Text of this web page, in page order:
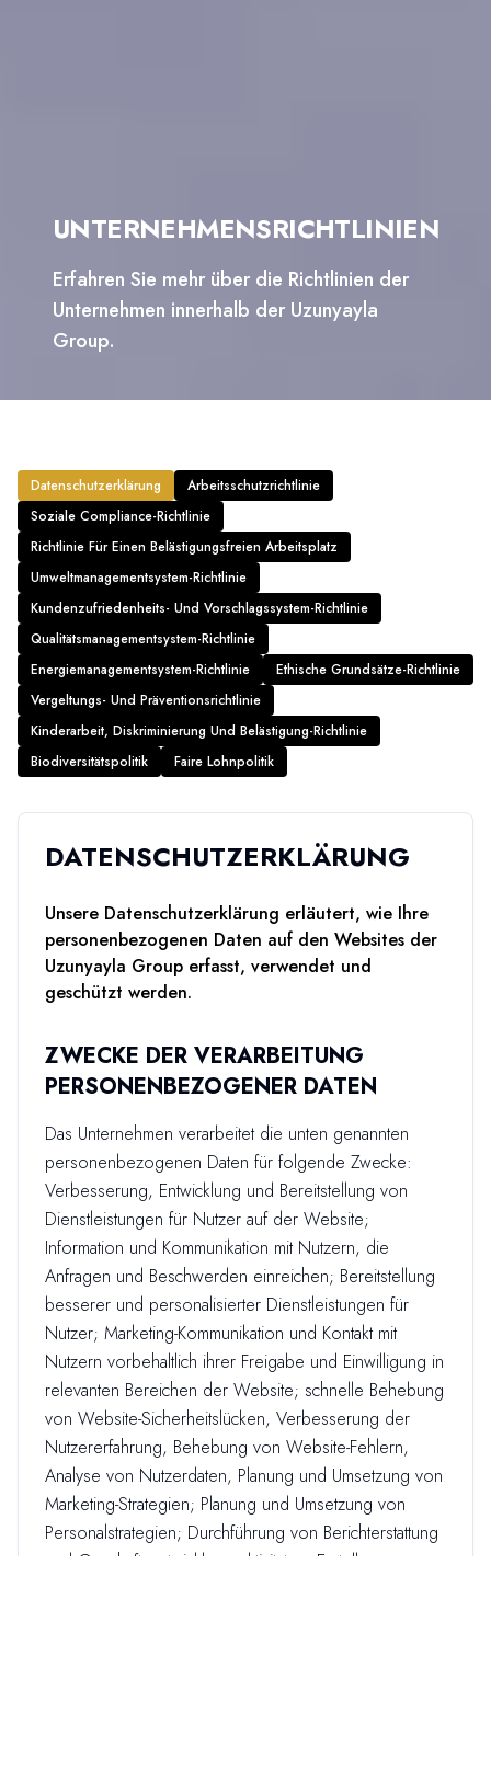
UNTERNEHMENSRICHTLINIEN
Erfahren Sie mehr über die Richtlinien der
Unternehmen innerhalb der Uzunyayla
Group.
Datenschutzerklärung
Arbeitsschutzrichtlinie
Soziale Compliance-Richtlinie
Richtlinie Für Einen Belästigungsfreien Arbeitsplatz
Umweltmanagementsystem-Richtlinie
Kundenzufriedenheits- Und Vorschlagssystem-Richtlinie
Qualitätsmanagementsystem-Richtlinie
Energiemanagementsystem-Richtlinie
Ethische Grundsätze-Richtlinie
Vergeltungs- Und Präventionsrichtlinie
Kinderarbeit, Diskriminierung Und Belästigung-Richtlinie
Biodiversitätspolitik
Faire Lohnpolitik
DATENSCHUTZERKLÄRUNG
Unsere Datenschutzerklärung erläutert, wie Ihre
personenbezogenen Daten auf den Websites der
Uzunyayla Group erfasst, verwendet und
geschützt werden.
ZWECKE DER VERARBEITUNG
PERSONENBEZOGENER DATEN
Das Unternehmen verarbeitet die unten genannten
personenbezogenen Daten für folgende Zwecke:
Verbesserung, Entwicklung und Bereitstellung von
Dienstleistungen für Nutzer auf der Website;
Information und Kommunikation mit Nutzern, die
Anfragen und Beschwerden einreichen; Bereitstellung
besserer und personalisierter Dienstleistungen für
Nutzer; Marketing-Kommunikation und Kontakt mit
Nutzern vorbehaltlich ihrer Freigabe und Einwilligung in
relevanten Bereichen der Website; schnelle Behebung
von Website-Sicherheitslücken, Verbesserung der
Nutzererfahrung, Behebung von Website-Fehlern,
Analyse von Nutzerdaten, Planung und Umsetzung von
Marketing-Strategien; Planung und Umsetzung von
Personalstrategien; Durchführung von Berichterstattung
und Geschäftsentwicklungsaktivitäten, Erstellung von